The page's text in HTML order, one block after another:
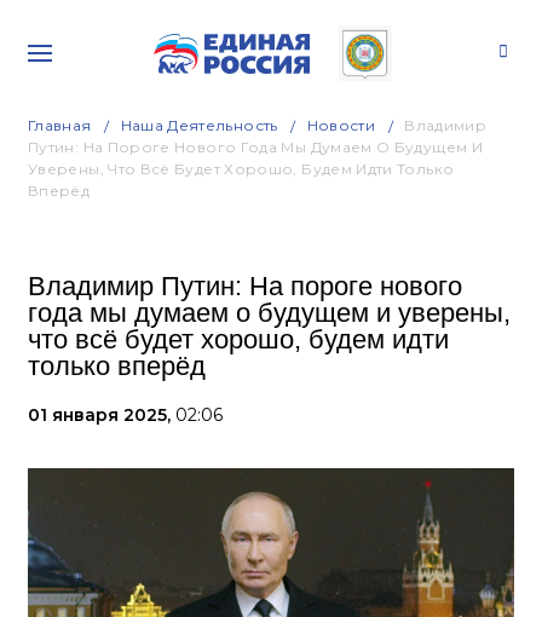
Главная Наша Деятельность Новости
Владимир
Путин: На Пороге Нового Года Мы Думаем О Будущем И
Уверены, Что Всё Будет Хорошо, Будем Идти Только
Вперёд
Владимир Путин: На пороге нового
года мы думаем о будущем и уверены,
что всё будет хорошо, будем идти
только вперёд
01 января 2025, 02:06